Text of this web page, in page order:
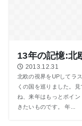
13年の記憶:北
2013.12.31
北欧の視界をUPしてラ
くの国を巡りました。
ね、来年はもっとポイ
きたいものです。 年...